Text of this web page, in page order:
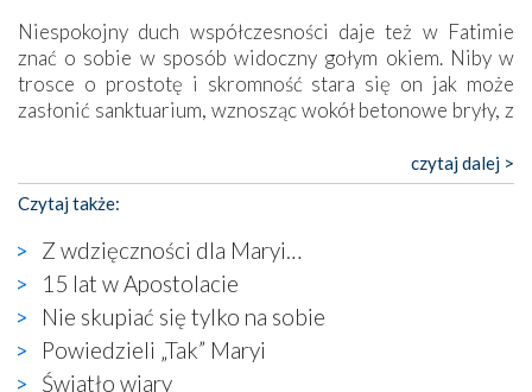
Niespokojny duch współczesności daje też w Fatimie
znać o sobie w sposób widoczny gołym okiem. Niby w
trosce o prostotę i skromność stara się on jak może
zasłonić sanktuarium, wznosząc wokół betonowe bryły, z
katolickiego kultu. Tylko co wspólnego z żywą,
autentyczną wiarą mogą mieć płaskie, szare bunkry albo
kaplice, w których Tabernakulum przypomina bardziej
skrzynkę na narzędzia? Albo co powiedzieć o ustawionym
tuż przy nowej bazylice wielkim krzyżu, na którym
zamiast Chrystusa umieszczono dziwaczną postać jakby
wyjętą ze starożytnych hieroglifów? W kulturowym
kontekście naszych czasów to raczej karykatura niż godny
wizerunek Zbawiciela…
czytaj dalej >
Czytaj także:
Z wdzięczności dla Maryi…
15 lat w Apostolacie
Nie skupiać się tylko na sobie
Powiedzieli „Tak” Maryi
Światło wiary